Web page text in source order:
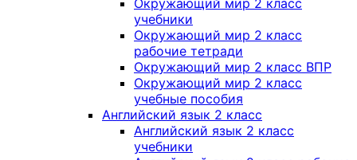
Окружающий мир 2 класс
учебники
Окружающий мир 2 класс
рабочие тетради
Окружающий мир 2 класс ВПР
Окружающий мир 2 класс
учебные пособия
Английский язык 2 класс
Английский язык 2 класс
учебники